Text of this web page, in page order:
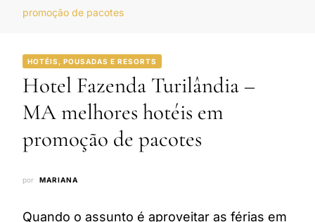
promoção de pacotes
HOTÉIS, POUSADAS E RESORTS
Hotel Fazenda Turilândia –
MA melhores hotéis em
promoção de pacotes
por MARIANA
Quando o assunto é aproveitar as férias em